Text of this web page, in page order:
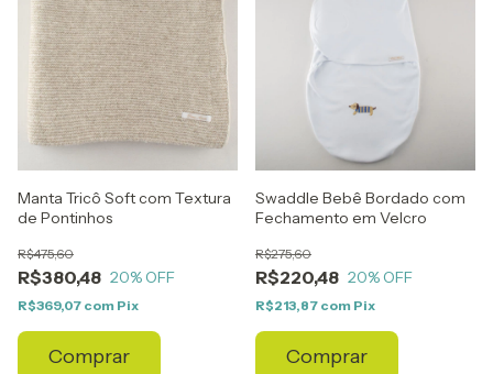
Manta Tricô Soft com Textura
de Pontinhos
R$380,48
R$475,60
20% OFF
R$369,07 com Pix
Comprar
Swaddle Bebê Bordado com
Fechamento em Velcro
R$220,48
R$275,60
20% OFF
R$213,87 com Pix
Comprar